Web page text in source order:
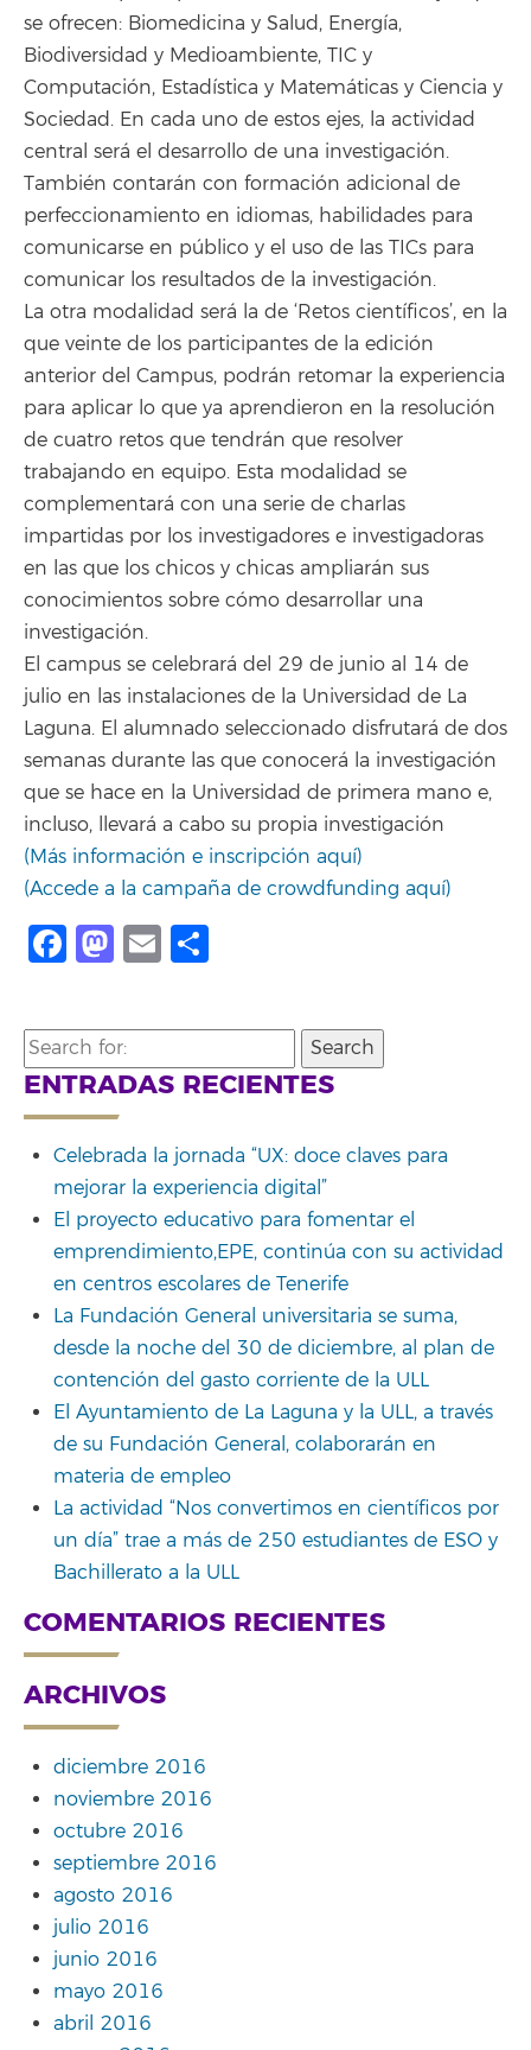
se ofrecen: Biomedicina y Salud, Energía,
Biodiversidad y Medioambiente, TIC y
Computación, Estadística y Matemáticas y Ciencia y
Sociedad. En cada uno de estos ejes, la actividad
central será el desarrollo de una investigación.
También contarán con formación adicional de
perfeccionamiento en idiomas, habilidades para
comunicarse en público y el uso de las TICs para
comunicar los resultados de la investigación.
La otra modalidad será la de ‘Retos científicos’, en la
que veinte de los participantes de la edición
anterior del Campus, podrán retomar la experiencia
para aplicar lo que ya aprendieron en la resolución
de cuatro retos que tendrán que resolver
trabajando en equipo. Esta modalidad se
complementará con una serie de charlas
impartidas por los investigadores e investigadoras
en las que los chicos y chicas ampliarán sus
conocimientos sobre cómo desarrollar una
investigación.
El campus se celebrará del 29 de junio al 14 de
julio en las instalaciones de la Universidad de La
Laguna. El alumnado seleccionado disfrutará de dos
semanas durante las que conocerá la investigación
que se hace en la Universidad de primera mano e,
incluso, llevará a cabo su propia investigación
(Más información e inscripción aquí)
(Accede a la campaña de crowdfunding aquí)
Facebook
Mastodon
Email
Search
for:
ENTRADAS RECIENTES
Celebrada la jornada “UX: doce claves para
mejorar la experiencia digital”
El proyecto educativo para fomentar el
emprendimiento,EPE, continúa con su actividad
en centros escolares de Tenerife
La Fundación General universitaria se suma,
desde la noche del 30 de diciembre, al plan de
contención del gasto corriente de la ULL
El Ayuntamiento de La Laguna y la ULL, a través
de su Fundación General, colaborarán en
materia de empleo
La actividad “Nos convertimos en científicos por
un día” trae a más de 250 estudiantes de ESO y
Bachillerato a la ULL
COMENTARIOS RECIENTES
ARCHIVOS
diciembre 2016
noviembre 2016
octubre 2016
septiembre 2016
agosto 2016
julio 2016
junio 2016
mayo 2016
abril 2016